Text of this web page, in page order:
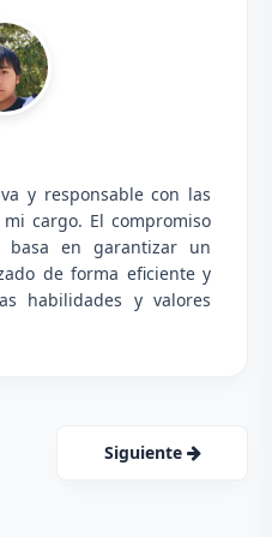
y responsable con las
cargo. El compromiso
en garantizar un
de forma eficiente y
habilidades y valores
Siguiente